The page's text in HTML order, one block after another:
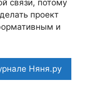
связи, потому
проект
и
Няня.ру